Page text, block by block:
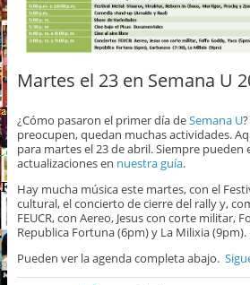
Martes el 23 en Semana U
¿Cómo pasaron el primer día deSemana U
preocupen, quedan muchas actividades.
para martes el 23 de abril. Siempre
actualizaciones en nuestra guía.
Hay mucha música este martes, con el
cultural, el concierto de cierre del rally y,
FEUCR, con Aereo, Jesus con corte militar,
Republica Fortuna (6pm) y La Milixia (9pm).
Pueden ver la agenda completa abajo.